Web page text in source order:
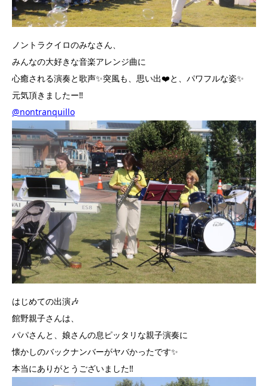
ノントラクイロのみなさん、
みんなの大好きな音楽アレンジ曲に
心癒される演奏と歌声✨突風も、思い出❤️と、パワフルな姿✨
元気頂きましたー‼️
@nontranquillo
はじめての出演🎶
館野親子さんは、
パパさんと、娘さんの息ピッタリな親子演奏に
懐かしのバックナンバーがヤバかったです✨
本当にありがとうございました‼️